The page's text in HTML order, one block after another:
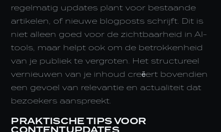
regelmatig updates plant voor bestaande
artikelen, of nieuwe blogposts schrijft. Dit is
niet alleen goed voor de zichtbaarheid in AI-
tools, maar helpt ook om de betrokkenheid
van je publiek te vergroten. Het structureel
vernieuwen van je inhoud creëert bovendien
een gevoel van relevantie en actualiteit dat
bezoekers aanspreekt.
PRAKTISCHE TIPS VOOR
CONTENTUPDATES